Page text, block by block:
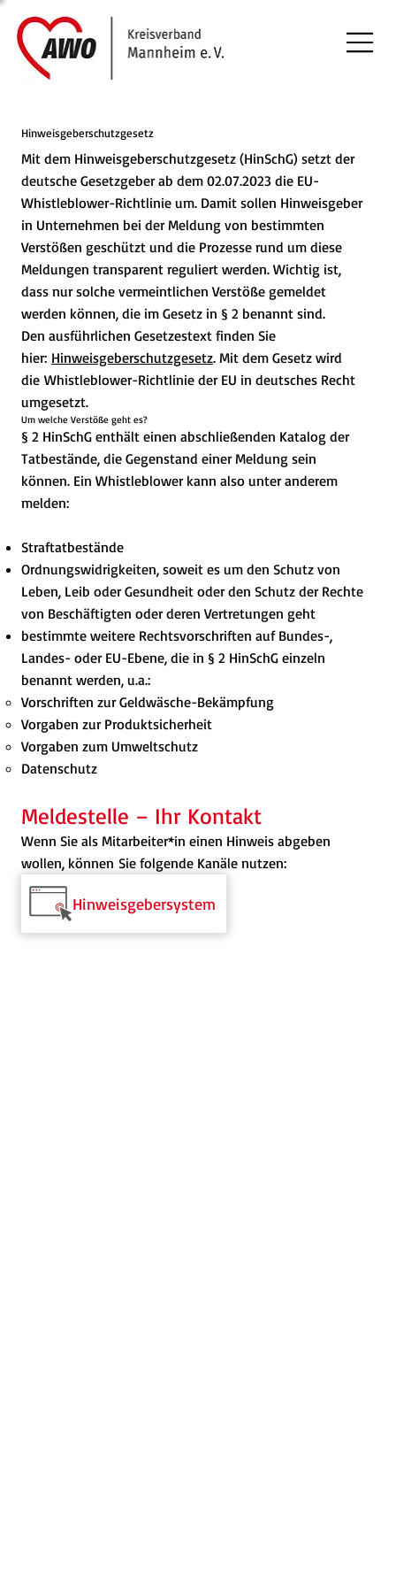
Hinweisgeberschutzgesetz
Mit dem Hinweisgeberschutzgesetz (HinSchG) setzt der
deutsche Gesetzgeber ab dem 02.07.2023 die EU-
Whistleblower-Richtlinie um. Damit sollen Hinweisgeber
in Unternehmen bei der Meldung von bestimmten
Verstößen geschützt und die Prozesse rund um diese
Meldungen transparent reguliert werden. Wichtig ist,
dass nur solche vermeintlichen Verstöße gemeldet
werden können, die im Gesetz in § 2 benannt sind.
Den ausführlichen Gesetzestext finden Sie
hier: Hinweisgeberschutzgesetz. Mit dem Gesetz wird
die Whistleblower-Richtlinie der EU in deutsches Recht
umgesetzt.
Um welche Verstöße geht es?
§ 2 HinSchG enthält einen abschließenden Katalog der
Tatbestände, die Gegenstand einer Meldung sein
können. Ein Whistleblower kann also unter anderem
melden:
Straftatbestände
Ordnungswidrigkeiten, soweit es um den Schutz von
Leben, Leib oder Gesundheit oder den Schutz der Rechte
von Beschäftigten oder deren Vertretungen geht
bestimmte weitere Rechtsvorschriften auf Bundes-,
Landes- oder EU-Ebene, die in § 2 HinSchG einzeln
benannt werden, u.a.:
Vorschriften zur Geldwäsche-Bekämpfung
Vorgaben zur Produktsicherheit
Vorgaben zum Umweltschutz
Datenschutz
Meldestelle – Ihr Kontakt
Wenn Sie als Mitarbeiter*in einen Hinweis abgeben
wollen, können Sie folgende Kanäle nutzen:
Hinweisgebersystem